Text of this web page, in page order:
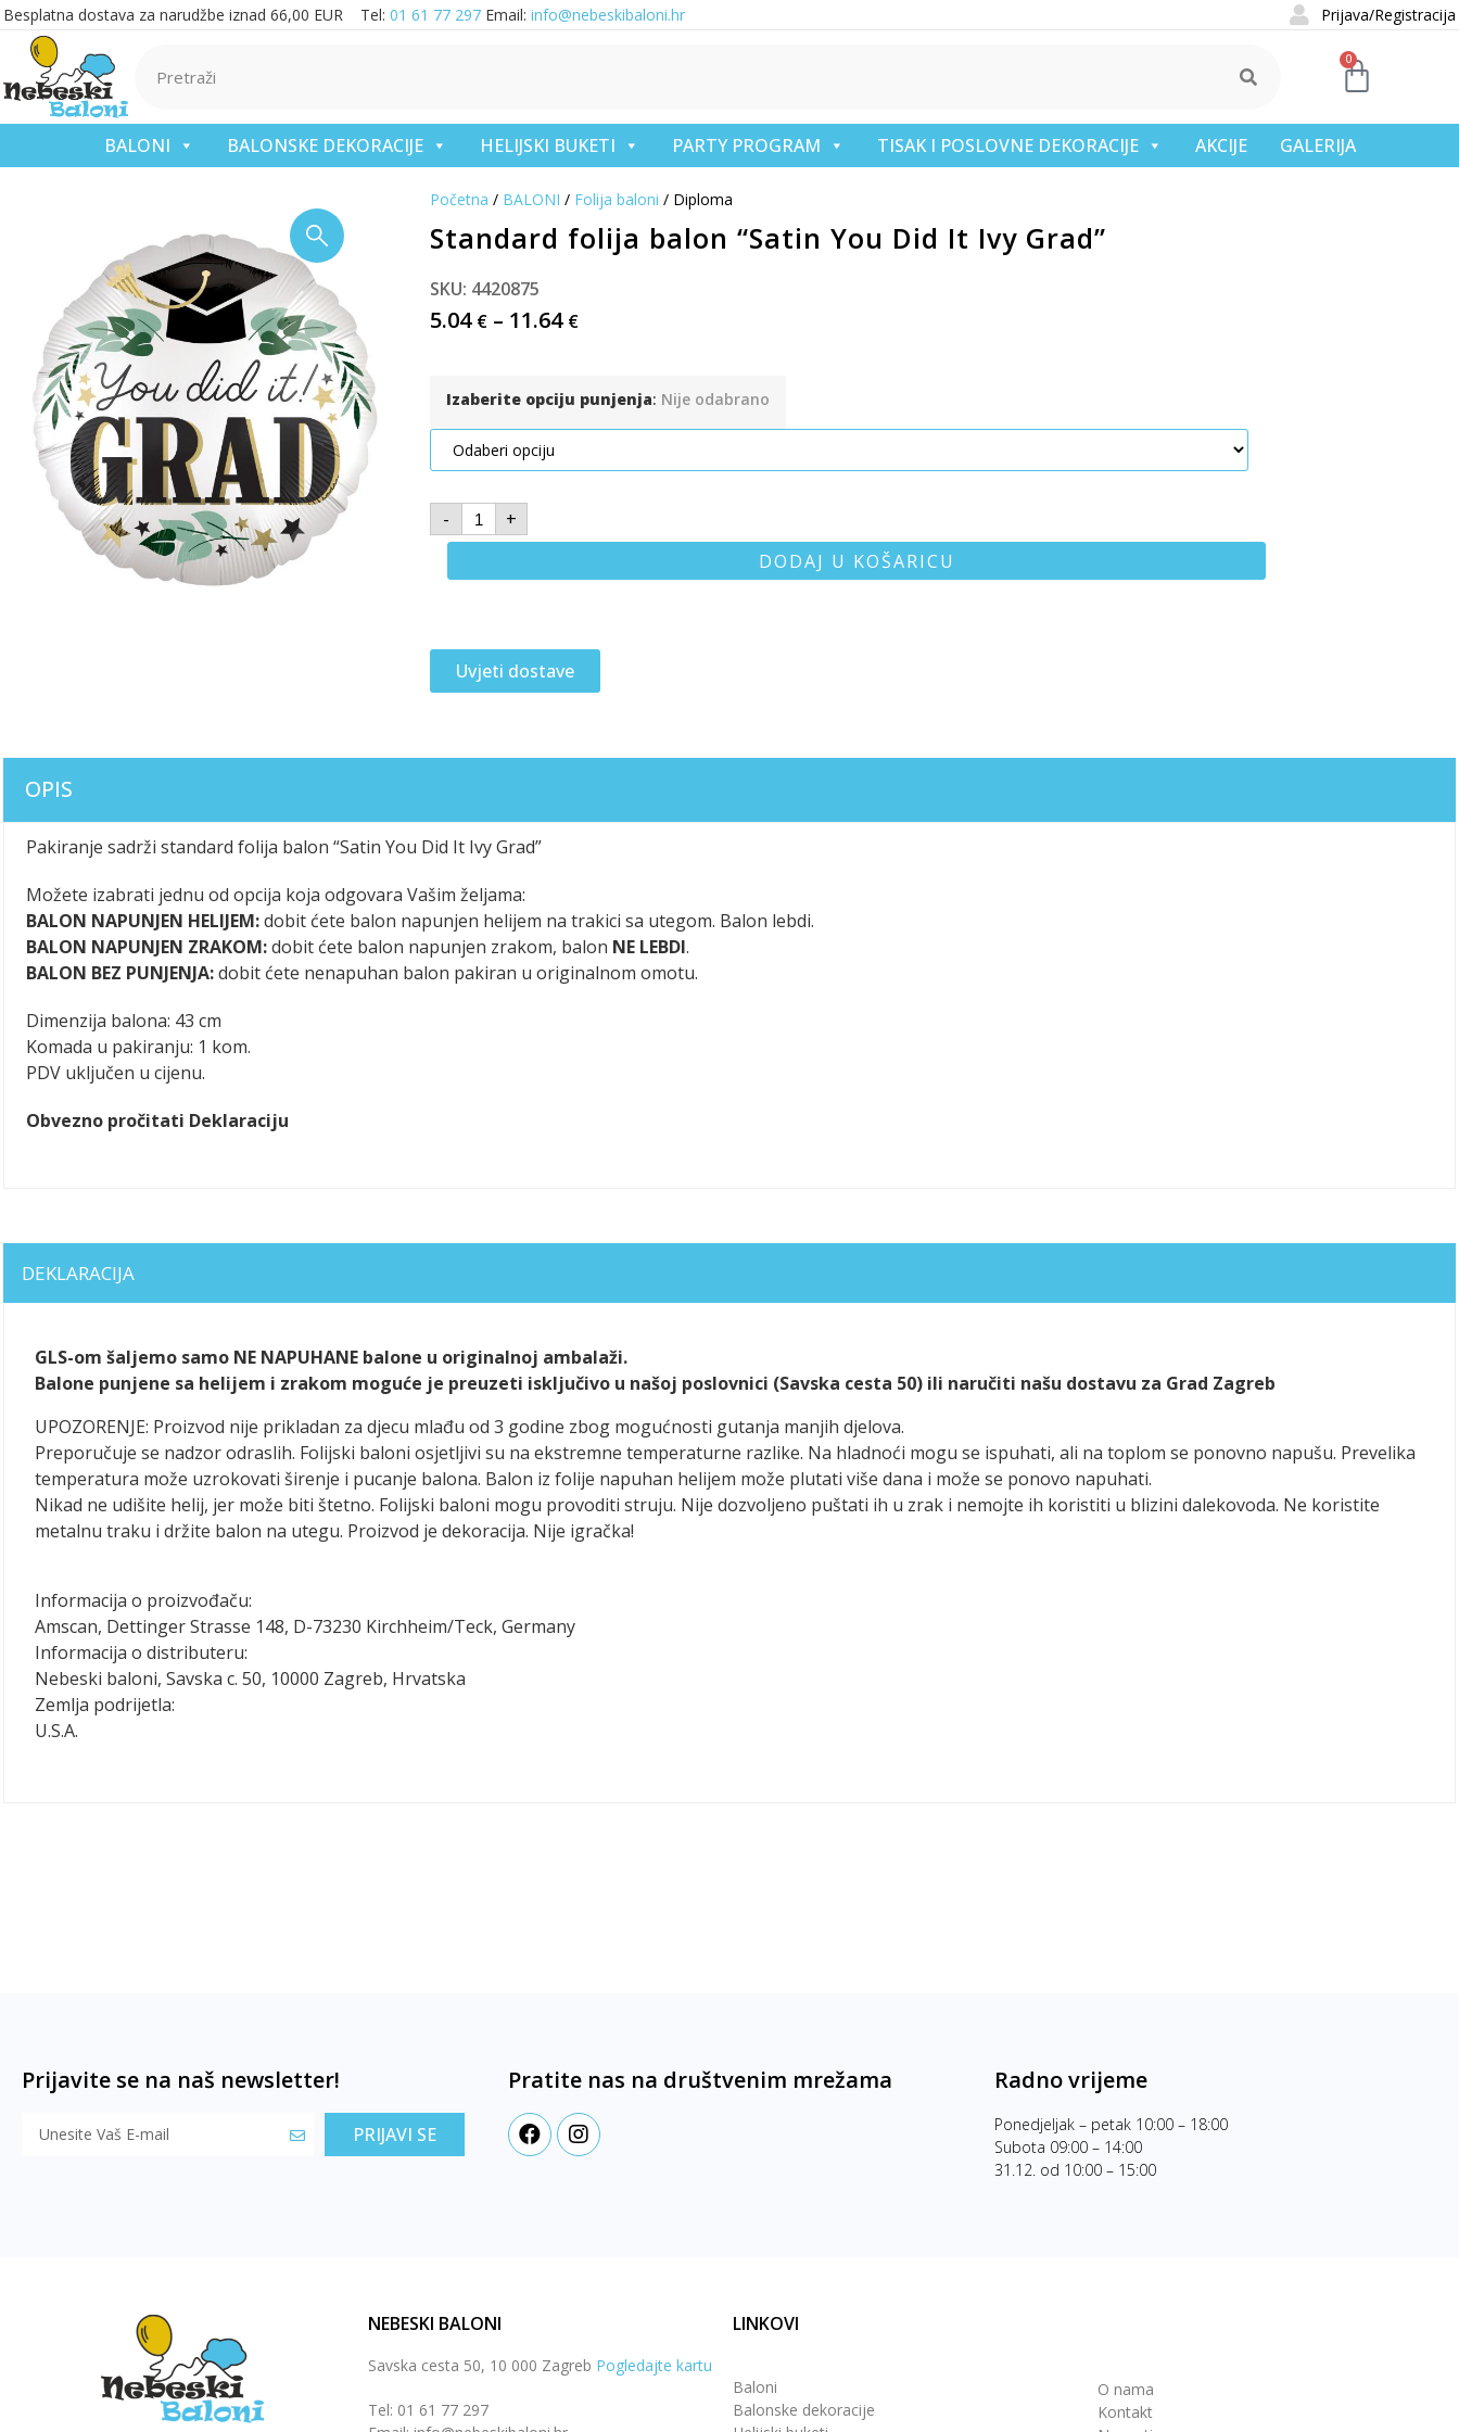
Besplatna dostava za narudžbe iznad 66,00 EUR Tel: 01 61 77 297 Email: info@nebeskibaloni.hr Prijava/Registracija
0
BALONI BALONSKE DEKORACIJE HELIJSKI BUKETI PARTY PROGRAM TISAK I POSLOVNE DEKORACIJE AKCIJE GALERIJA
Početna / BALONI / Folija baloni / Diploma
Standard folija balon “Satin You Did It Ivy Grad”
SKU: 4420875
5.04 €– 11.64 €
Izaberite opciju punjenja: Nije odabrano
-
+
DODAJ U KOŠARICU
Uvjeti dostave
OPIS
Pakiranje sadrži standard folija balon “Satin You Did It Ivy Grad”
Možete izabrati jednu od opcija koja odgovara Vašim željama:
BALON NAPUNJEN HELIJEM:dobit ćete balon napunjen helijem na trakici sa utegom. Balon lebdi.
BALON NAPUNJEN ZRAKOM:dobit ćete balon napunjen zrakom, balon NE LEBDI.
BALON BEZ PUNJENJA:dobit ćete nenapuhan balon pakiran u originalnom omotu.
Dimenzija balona: 43 cm
Komada u pakiranju: 1 kom.
PDV uključen u cijenu.
Obvezno pročitati Deklaraciju
DEKLARACIJA
GLS-om šaljemo samo NE NAPUHANE balone u originalnoj ambalaži.
Balone punjene sa helijem i zrakom moguće je preuzeti isključivo u našoj poslovnici (Savska cesta 50) ili naručiti našu dostavu za Grad Zagreb
UPOZORENJE: Proizvod nije prikladan za djecu mlađu od 3 godine zbog mogućnosti gutanja manjih djelova.
Preporučuje se nadzor odraslih. Folijski baloni osjetljivi su na ekstremne temperaturne razlike. Na hladnoći mogu se ispuhati, ali na toplom se ponovno napušu. Prevelika
temperatura može uzrokovati širenje i pucanje balona. Balon iz folije napuhan helijem može plutati više dana i može se ponovo napuhati.
Nikad ne udišite helij, jer može biti štetno. Folijski baloni mogu provoditi struju. Nije dozvoljeno puštati ih u zrak i nemojte ih koristiti u blizini dalekovoda. Ne koristite
metalnu traku i držite balon na utegu. Proizvod je dekoracija. Nije igračka!
Informacija o proizvođaču:
Amscan, Dettinger Strasse 148, D-73230 Kirchheim/Teck, Germany
Informacija o distributeru:
Nebeski baloni, Savska c. 50, 10000 Zagreb, Hrvatska
Zemlja podrijetla:
U.S.A.
Prijavite se na naš newsletter!
PRIJAVI SE
Pratite nas na društvenim mrežama Radno vrijeme
Ponedjeljak – petak 10:00 – 18:00
Subota 09:00 – 14:00
31.12. od 10:00 – 15:00
NEBESKI BALONI
Savska cesta 50, 10 000 Zagreb Pogledajte kartu
Tel: 01 61 77 297
LINKOVI
Baloni
Balonske dekoracije
O nama
Kontakt